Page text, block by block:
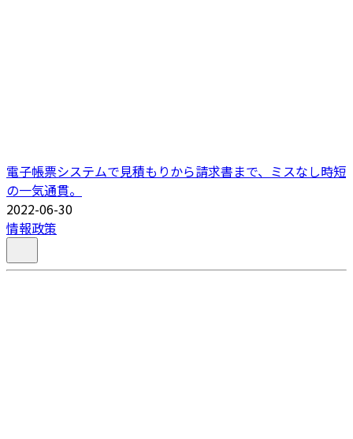
電子帳票システムで見積もりから請求書まで、ミスなし時短
の一気通貫。
2022-06-30
情報政策